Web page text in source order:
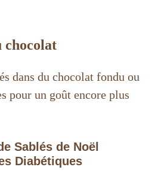
chocolat
dans du chocolat fondu ou
pour un goût encore plus
Sablés de Noël
Diabétiques